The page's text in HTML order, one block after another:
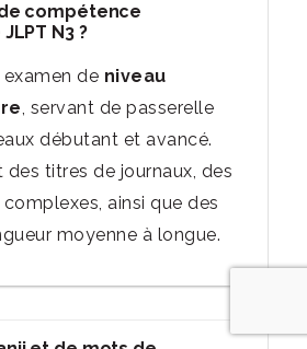
compétence
N3 ?
de niveau
, servant de passerelle
débutant et avancé.
titres de journaux, des
ainsi que des
moyenne à longue.